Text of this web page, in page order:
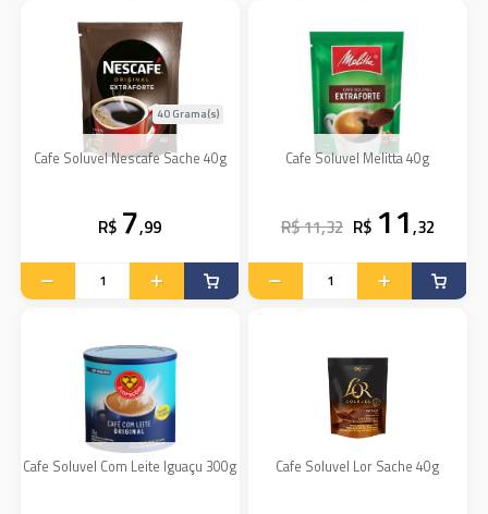
Cafe Soluvel Nescafe Sache 40g
40 Grama(s)
R$ 7,99
Cafe Soluvel Melitta 40g
R$ 11,32 R$ 11,32
Cafe Soluvel Com Leite Iguaçu 300g Cafe Soluvel Lor Sache 40g